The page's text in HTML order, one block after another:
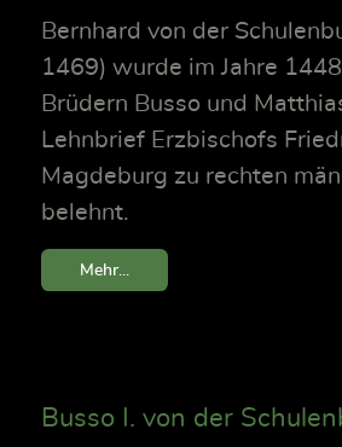
Bernhard von der
1469) wurde im Jahre
Brüdern Busso und
Lehnbrief Erzbischofs
Magdeburg zu rechten
belehnt.
Mehr...
Busso I. von der